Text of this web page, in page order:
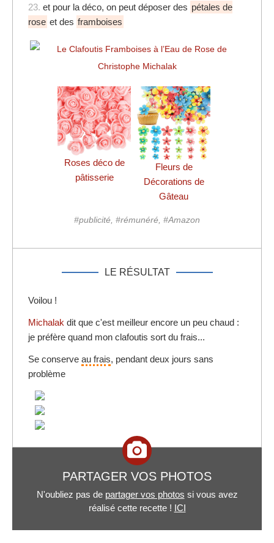
23. et pour la déco, on peut déposer des pétales de
rose et des framboises
Roses déco de
pâtisserie
Fleurs de
Décorations de
Gâteau
#publicité, #rémunéré, #Amazon
LE RÉSULTAT
Voilou !
Michalak dit que c'est meilleur encore un peu chaud :
je préfère quand mon clafoutis sort du frais...
Se conserve au frais, pendant deux jours sans
problème
PARTAGER VOS PHOTOS
N'oubliez pas de partager vos photos si vous avez
réalisé cette recette ! ICI